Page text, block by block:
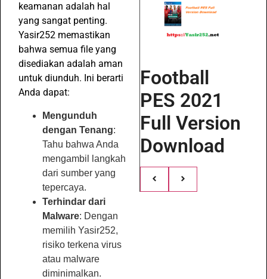
keamanan adalah hal
yang sangat penting.
Yasir252 memastikan
bahwa semua file yang
disediakan adalah aman
untuk diunduh. Ini berarti
Anda dapat:
Mengunduh
dengan Tenang:
Tahu bahwa Anda
mengambil langkah
dari sumber yang
tepercaya.
Terhindar dari
Malware: Dengan
memilih Yasir252,
risiko terkena virus
atau malware
diminimalkan.
Football
PES 2021
Full Version
Download